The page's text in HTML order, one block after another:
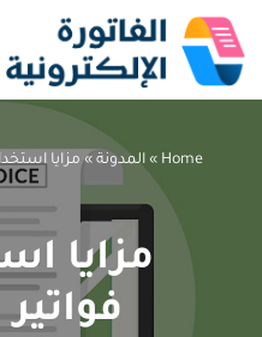
تخطى
Home
» المدونة »مزايا
مزايا